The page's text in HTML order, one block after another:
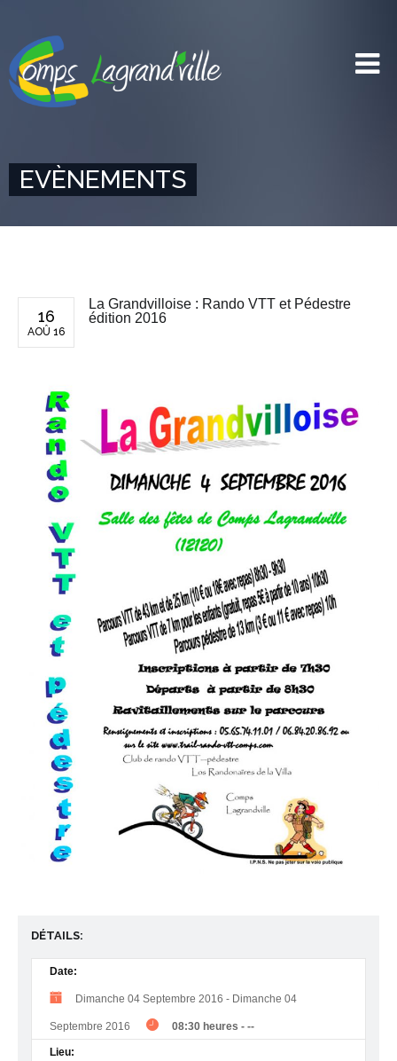
EVÈNEMENTS
16
AOÛ 16
La Grandvilloise : Rando VTT et Pédestre
édition 2016
DÉTAILS:
Date:
Dimanche 04 Septembre 2016 - Dimanche 04
Septembre 2016 08:30 heures - --
Lieu: